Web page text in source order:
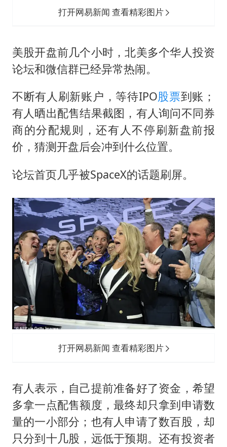
打开网易新闻 查看精彩图片
美股开盘前几个小时，北美多个华人投资
论坛和微信群已经异常热闹。
不断有人刷新账户，等待IPO股票到账；
有人晒出配售结果截图，有人询问不同券
商的分配规则，还有人不停刷新盘前报
价，猜测开盘后会冲到什么位置。
论坛首页几乎被SpaceX的话题刷屏。
打开网易新闻 查看精彩图片
有人表示，自己提前准备好了资金，希望
多拿一点配售额度，最终却只拿到申请数
量的一小部分；也有人申请了数百股，却
只分到十几股，远低于预期。还有投资者